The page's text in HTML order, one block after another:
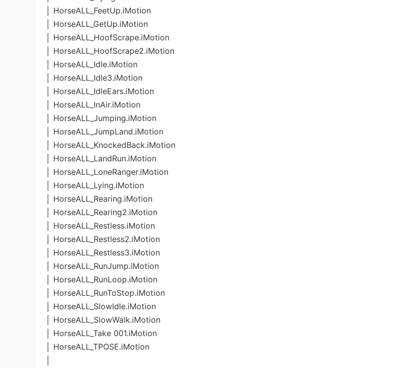
│ HorseALL_FeetUp.iMotion
│ HorseALL_GetUp.iMotion
│ HorseALL_HoofScrape.iMotion
│ HorseALL_HoofScrape2.iMotion
│ HorseALL_Idle.iMotion
│ HorseALL_Idle3.iMotion
│ HorseALL_IdleEars.iMotion
│ HorseALL_InAir.iMotion
│ HorseALL_Jumping.iMotion
│ HorseALL_JumpLand.iMotion
│ HorseALL_KnockedBack.iMotion
│ HorseALL_LandRun.iMotion
│ HorseALL_LoneRanger.iMotion
│ HorseALL_Lying.iMotion
│ HorseALL_Rearing.iMotion
│ HorseALL_Rearing2.iMotion
│ HorseALL_Restless.iMotion
│ HorseALL_Restless2.iMotion
│ HorseALL_Restless3.iMotion
│ HorseALL_RunJump.iMotion
│ HorseALL_RunLoop.iMotion
│ HorseALL_RunToStop.iMotion
│ HorseALL_SlowIdle.iMotion
│ HorseALL_SlowWalk.iMotion
│ HorseALL_Take 001.iMotion
│ HorseALL_TPOSE.iMotion